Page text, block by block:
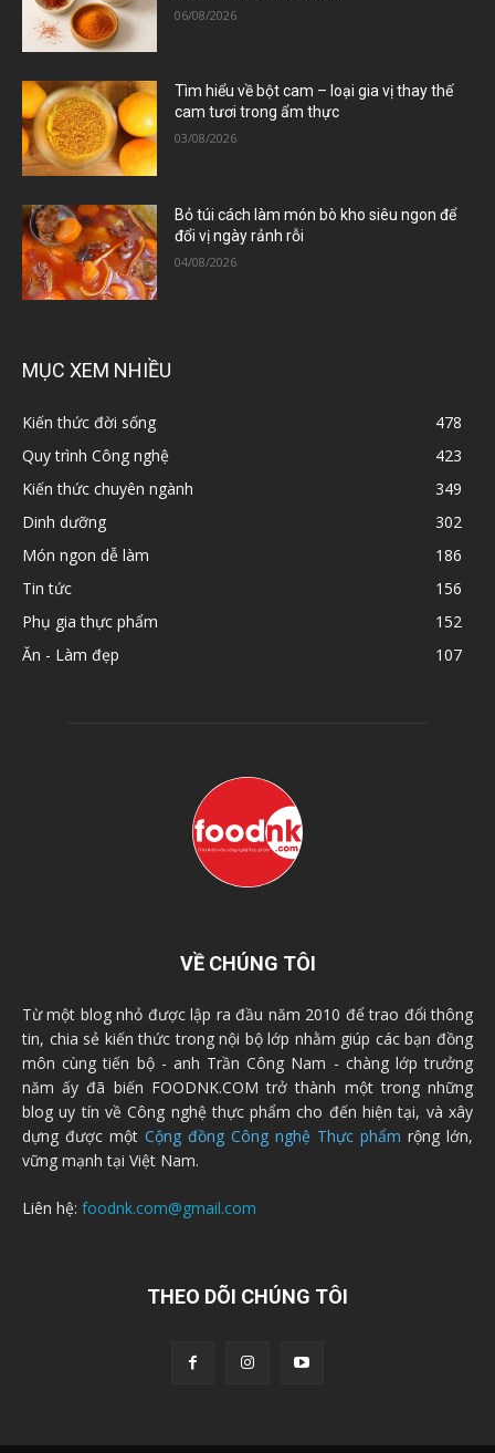
06/08/2026
Tìm hiểu về bột cam – loại gia vị thay thế
cam tươi trong ẩm thực
03/08/2026
Bỏ túi cách làm món bò kho siêu ngon để
đổi vị ngày rảnh rỗi
04/08/2026
MỤC XEM NHIỀU
Kiến thức đời sống
478
Quy trình Công nghệ
423
Kiến thức chuyên ngành
349
Dinh dưỡng
302
Món ngon dễ làm
186
Tin tức
156
Phụ gia thực phẩm
152
Ăn - Làm đẹp
107
VỀ CHÚNG TÔI
Từ một blog nhỏ được lập ra đầu năm 2010 để trao đổi thông
tin, chia sẻ kiến thức trong nội bộ lớp nhằm giúp các bạn đồng
môn cùng tiến bộ - anh Trần Công Nam - chàng lớp trưởng
năm ấy đã biến FOODNK.COM trở thành một trong những
blog uy tín về Công nghệ thực phẩm cho đến hiện tại, và xây
dựng được một Cộng đồng Công nghệ Thực phẩm rộng lớn,
vững mạnh tại Việt Nam.
Liên hệ: foodnk.com@gmail.com
THEO DÕI CHÚNG TÔI